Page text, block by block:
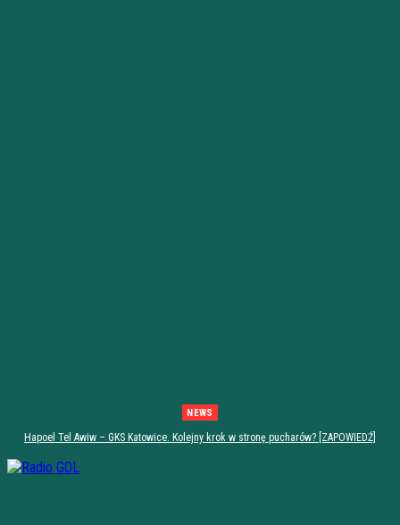
NEWS
Hapoel Tel Awiw – GKS Katowice. Kolejny krok w stronę pucharów? [ZAPOWIEDŹ]